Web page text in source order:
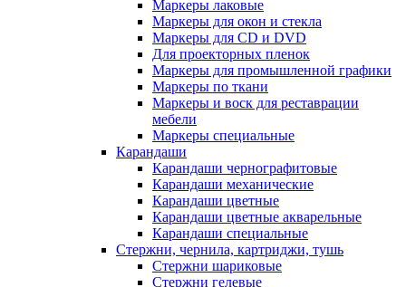
Маркеры лаковые
Маркеры для окон и стекла
Маркеры для CD и DVD
Для проекторных пленок
Маркеры для промышленной графики
Маркеры по ткани
Маркеры и воск для реставрации
мебели
Маркеры специальные
Карандаши
Карандаши чернографитовые
Карандаши механические
Карандаши цветные
Карандаши цветные акварельные
Карандаши специальные
Стержни, чернила, картриджи, тушь
Стержни шариковые
Стержни гелевые